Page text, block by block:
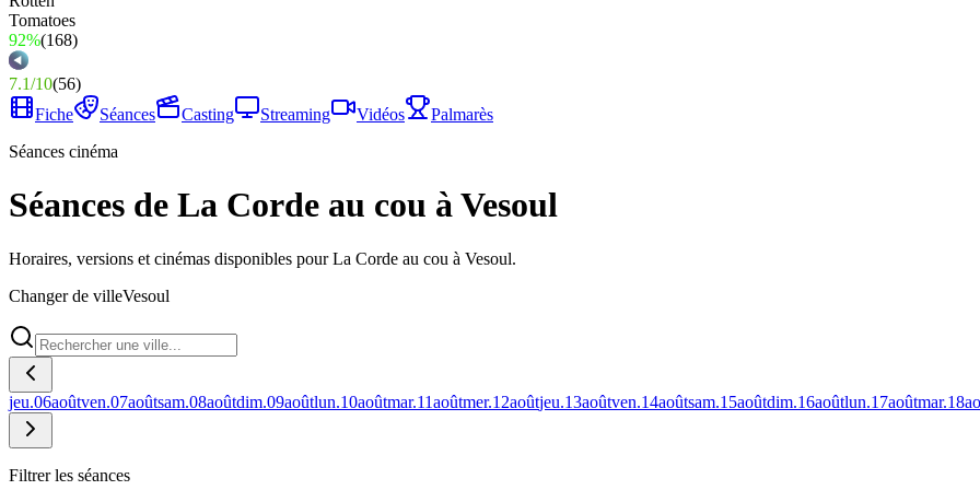
92%(168)
7.1/10(56)
Fiche
Séances Casting Streaming Vidéos
Palmarès
Séances cinéma
Séances de La Corde au cou à Vesoul
Horaires, versions et cinémas disponibles pour La Corde au cou à Vesoul.
Changer de villeVesoul
jeu.06aoûtven.07aoûtsam.08aoûtdim.09aoûtlun.10aoûtmar.11aoûtmer.12aoûtjeu.13aoûtven.14aoûtsam.15aoûtdim.16aoûtlun.17aoûtmar.18
Filtrer les séances